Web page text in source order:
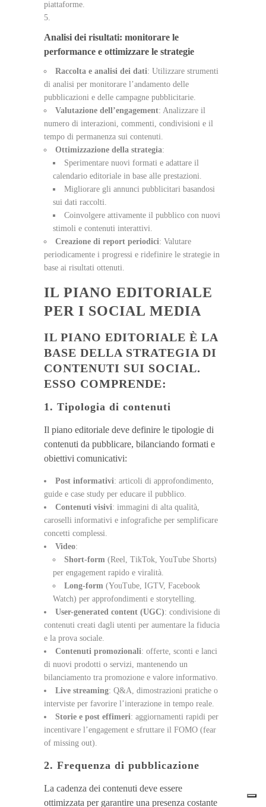
piattaforme.
Analisi dei risultati: monitorare le
performance e ottimizzare le strategie
Raccolta e analisi dei dati: Utilizzare strumenti
di analisi per monitorare l’andamento delle
pubblicazioni e delle campagne pubblicitarie.
Valutazione dell’engagement: Analizzare il
numero di interazioni, commenti, condivisioni e il
tempo di permanenza sui contenuti.
Ottimizzazione della strategia:
Sperimentare nuovi formati e adattare il
calendario editoriale in base alle prestazioni.
Migliorare gli annunci pubblicitari basandosi
sui dati raccolti.
Coinvolgere attivamente il pubblico con nuovi
stimoli e contenuti interattivi.
Creazione di report periodici: Valutare
periodicamente i progressi e ridefinire le strategie in
base ai risultati ottenuti.
IL PIANO EDITORIALE
PER I SOCIAL MEDIA
IL PIANO EDITORIALE È LA
BASE DELLA STRATEGIA DI
CONTENUTI SUI SOCIAL.
ESSO COMPRENDE:
1. Tipologia di contenuti
Il piano editoriale deve definire le tipologie di
contenuti da pubblicare, bilanciando formati e
obiettivi comunicativi:
Post informativi: articoli di approfondimento,
guide e case study per educare il pubblico.
Contenuti visivi: immagini di alta qualità,
caroselli informativi e infografiche per semplificare
concetti complessi.
Video:
Short-form (Reel, TikTok, YouTube Shorts)
per engagement rapido e viralità.
Long-form (YouTube, IGTV, Facebook
Watch) per approfondimenti e storytelling.
User-generated content (UGC): condivisione di
contenuti creati dagli utenti per aumentare la fiducia
e la prova sociale.
Contenuti promozionali: offerte, sconti e lanci
di nuovi prodotti o servizi, mantenendo un
bilanciamento tra promozione e valore informativo.
Live streaming: Q&A, dimostrazioni pratiche o
interviste per favorire l’interazione in tempo reale.
Storie e post effimeri: aggiornamenti rapidi per
incentivare l’engagement e sfruttare il FOMO (fear
of missing out).
2. Frequenza di pubblicazione
La cadenza dei contenuti deve essere
ottimizzata per garantire una presenza costante